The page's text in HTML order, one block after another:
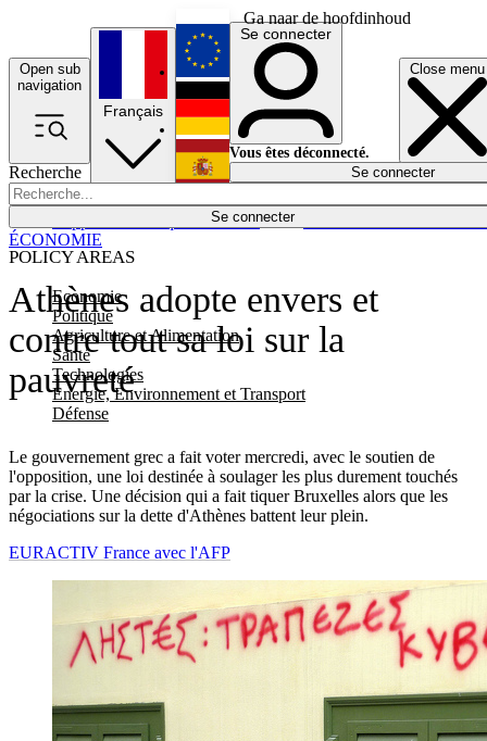
Ga naar de hoofdinhoud
Open sub
navigation
Close menu
Recherche
Se connecter
POLICY AREAS
Economie
Politique
Agriculture et Alimentation
Santé
Technologies
Energie, Environnement et Transport
Défense
Économie
Français
English
Deutsch
Español
Se connecter
Vous êtes déconnecté.
Se connecter
Athènes adopte envers et
contre tout sa loi sur la
pauvreté
Le gouvernement grec a fait voter mercredi, avec le soutien de
l'opposition, une loi destinée à soulager les plus durement touchés
par la crise. Une décision qui a fait tiquer Bruxelles alors que les
négociations sur la dette d'Athènes battent leur plein.
ÉCONOMIE
EURACTIV France avec l'AFP